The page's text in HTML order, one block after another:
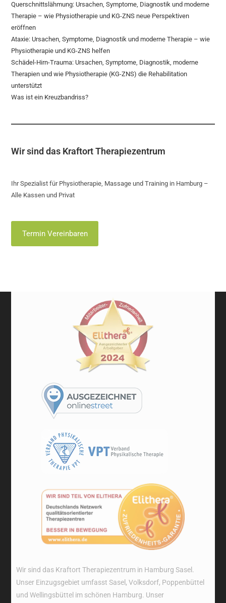
Querschnittslähmung: Ursachen, Symptome, Diagnostik und moderne
Therapie – wie Physiotherapie und KG-ZNS neue Perspektiven
eröffnen
Ataxie: Ursachen, Symptome, Diagnostik und moderne Therapie – wie
Physiotherapie und KG-ZNS helfen
Schädel-Hirn-Trauma: Ursachen, Symptome, Diagnostik, moderne
Therapien und wie Physiotherapie (KG-ZNS) die Rehabilitation
unterstützt
Was ist ein Kreuzbandriss?
Wir sind das Kraftort Therapiezentrum
Ihr Spezialist für Physiotherapie, Massage und Training in Hamburg –
Alle Kassen und Privat
Termin Vereinbaren
Wir sind das Kraftort Therapiezentrum in Hamburg Sasel.
Unser Einzugsgebiet umfasst Sasel, Volksdorf, Poppenbüttel
und Wellingsbüttel im schönen Hamburg. Unser